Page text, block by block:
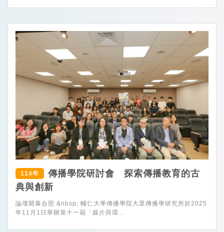
114年
傳播學院研討會 探索傳播教育的古
典與創新
論壇開幕合照 &nbsp; 輔仁大學傳播學院大眾傳播學研究所於2025
年11月1日舉辦第十一屆「媒介與環...